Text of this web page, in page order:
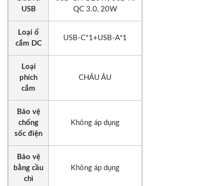
USB
QC 3.0, 20W
Loại ổ
cắm DC
USB-C*1+USB-A*1
Loại
phích
cắm
CHÂU ÂU
Bảo vệ
chống
sốc điện
Không áp dụng
Bảo vệ
bằng cầu
chì
Không áp dụng